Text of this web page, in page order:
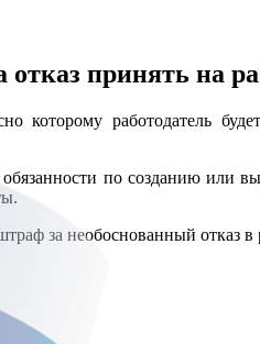
принять на
которому работодатель
по созданию или
за необоснованный отказ в